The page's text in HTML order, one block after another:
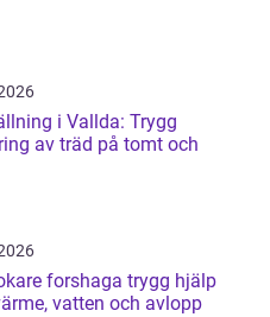
i Vallda: Trygg
av träd på tomt och
forshaga trygg hjälp
vatten och avlopp